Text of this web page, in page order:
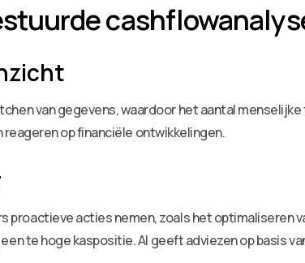
van gegevens, waardoor het aantal
op financiële ontwikkelingen.
proactieve acties nemen, zoals het optimaliseren
te hoge kaspositie. AI geeft adviezen op basis